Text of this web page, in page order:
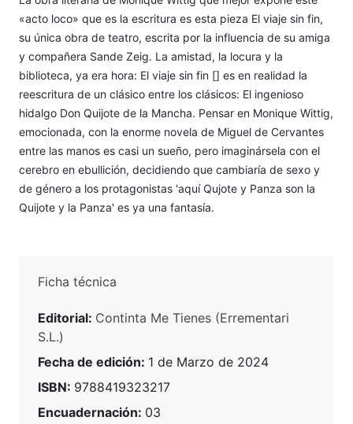
«acto loco» que es la escritura es esta pieza El viaje sin fin,
su única obra de teatro, escrita por la influencia de su amiga
y compañera Sande Zeig. La amistad, la locura y la
biblioteca, ya era hora: El viaje sin fin [] es en realidad la
reescritura de un clásico entre los clásicos: El ingenioso
hidalgo Don Quijote de la Mancha. Pensar en Monique Wittig,
emocionada, con la enorme novela de Miguel de Cervantes
entre las manos es casi un sueño, pero imaginársela con el
cerebro en ebullición, decidiendo que cambiaría de sexo y
de género a los protagonistas 'aquí Qujote y Panza son la
Quijote y la Panza' es ya una fantasía.
Ficha técnica
Editorial: Continta Me Tienes (Errementari
S.L.)
Fecha de edición: 1 de Marzo de 2024
ISBN: 9788419323217
Encuadernación: 03